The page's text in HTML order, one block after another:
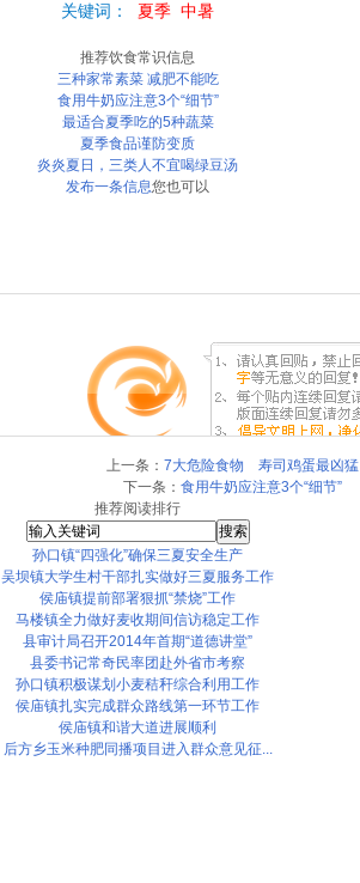
关键词： 夏季 中暑
推荐饮食常识信息
三种家常素菜 减肥不能吃
食用牛奶应注意3个“细节”
最适合夏季吃的5种蔬菜
夏季食品谨防变质
炎炎夏日，三类人不宜喝绿豆汤
发布一条信息您也可以
上一条： 7大危险食物 寿司鸡蛋最凶猛
下一条： 食用牛奶应注意3个“细节”
推荐阅读排行
孙口镇“四强化”确保三夏安全生产
吴坝镇大学生村干部扎实做好三夏服务工作
侯庙镇提前部署狠抓“禁烧”工作
马楼镇全力做好麦收期间信访稳定工作
县审计局召开2014年首期“道德讲堂”
县委书记常奇民率团赴外省市考察
孙口镇积极谋划小麦秸秆综合利用工作
侯庙镇扎实完成群众路线第一环节工作
侯庙镇和谐大道进展顺利
后方乡玉米种肥同播项目进入群众意见征...